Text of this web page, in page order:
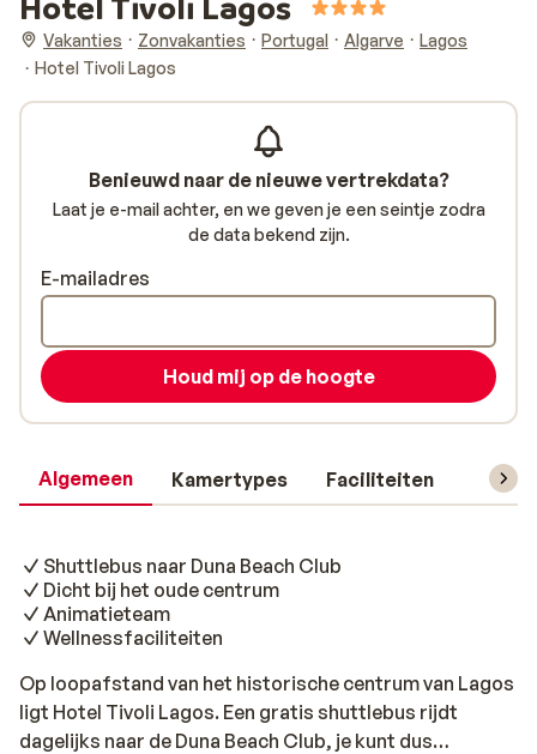
Vakanties Zonvakanties Portugal Algarve
Lagos
Hotel Tivoli Lagos
Algemeen Kamertypes Faciliteiten
Shuttlebus naar Duna Beach Club
Dicht bij het oude centrum
Animatieteam
Wellnessfaciliteiten
Op loopafstand van het historische centrum van Lagos
ligt Hotel Tivoli Lagos. Een gratis shuttlebus rijdt
dagelijks naar de Duna Beach Club, je kunt dus
Benieuwd naar de nieuwe vertrekdata?
Laat je e-mail achter, en we geven je een seintje zodra
de data bekend zijn.
E-mailadres
Houd mij op de hoogte